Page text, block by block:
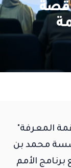
قصة
المعرفة"
محمد بن
الأمم